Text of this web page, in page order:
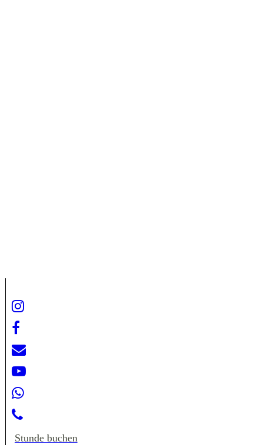
Stunde buchen